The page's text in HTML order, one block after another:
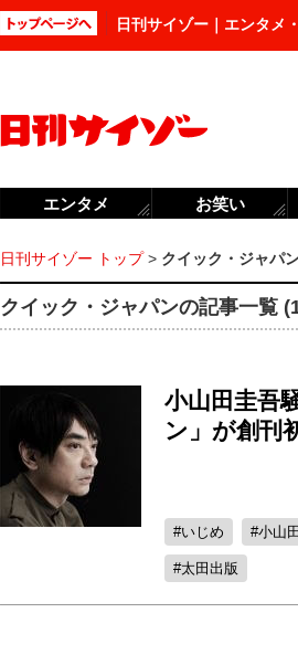
日刊サイゾー｜エンタメ
日刊サイゾー トップ> クイック・ジャパ
クイック・ジャパンの記事一覧
小山田圭吾
ン」が創刊
いじめ 小山
太田出版
エンタメ お笑い